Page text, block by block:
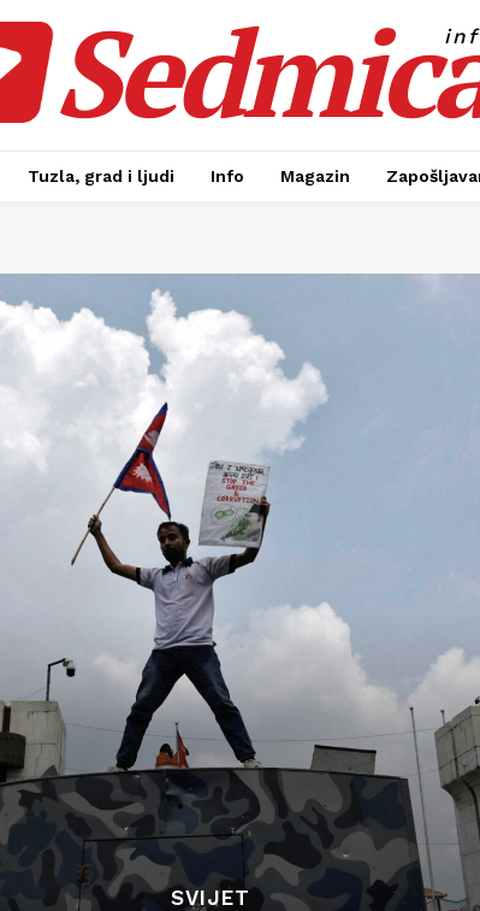
Tuzla, grad i ljudi Info Magazin
SVIJET